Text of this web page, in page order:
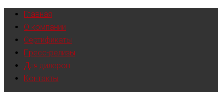
Главная
О компании
Сертификаты
Пресс-релизы
Для дилеров
Контакты